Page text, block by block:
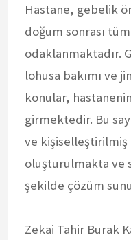
Hastane, gebelik
doğum sonrası
odaklanmaktadır.
lohusa bakımı ve
konular,
girmektedir. Bu
ve kişiselleştirilmiş
oluşturulmakta ve
şekilde çözüm
Zekai Tahir Burak